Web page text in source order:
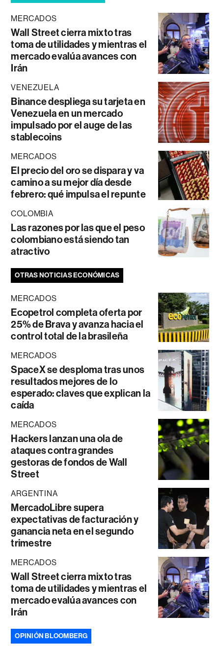
MERCADOS
Wall Street cierra mixto tras
toma de utilidades y mientras el
mercado evalúa avances con
Irán
VENEZUELA
Binance despliega su tarjeta en
Venezuela en un mercado
impulsado por el auge de las
stablecoins
MERCADOS
El precio del oro se dispara y va
camino a su mejor día desde
febrero: qué impulsa el repunte
COLOMBIA
Las razones por las que el peso
colombiano está siendo tan
atractivo
OTRAS NOTICIAS ECONÓMICAS
MERCADOS
Ecopetrol completa oferta por
25% de Brava y avanza hacia el
control total de la brasileña
MERCADOS
SpaceX se desploma tras unos
resultados mejores de lo
esperado: claves que explican la
caída
MERCADOS
Hackers lanzan una ola de
ataques contra grandes
gestoras de fondos de Wall
Street
ARGENTINA
MercadoLibre supera
expectativas de facturación y
ganancia neta en el segundo
trimestre
MERCADOS
Wall Street cierra mixto tras
toma de utilidades y mientras el
mercado evalúa avances con
Irán
OPINIÓN BLOOMBERG